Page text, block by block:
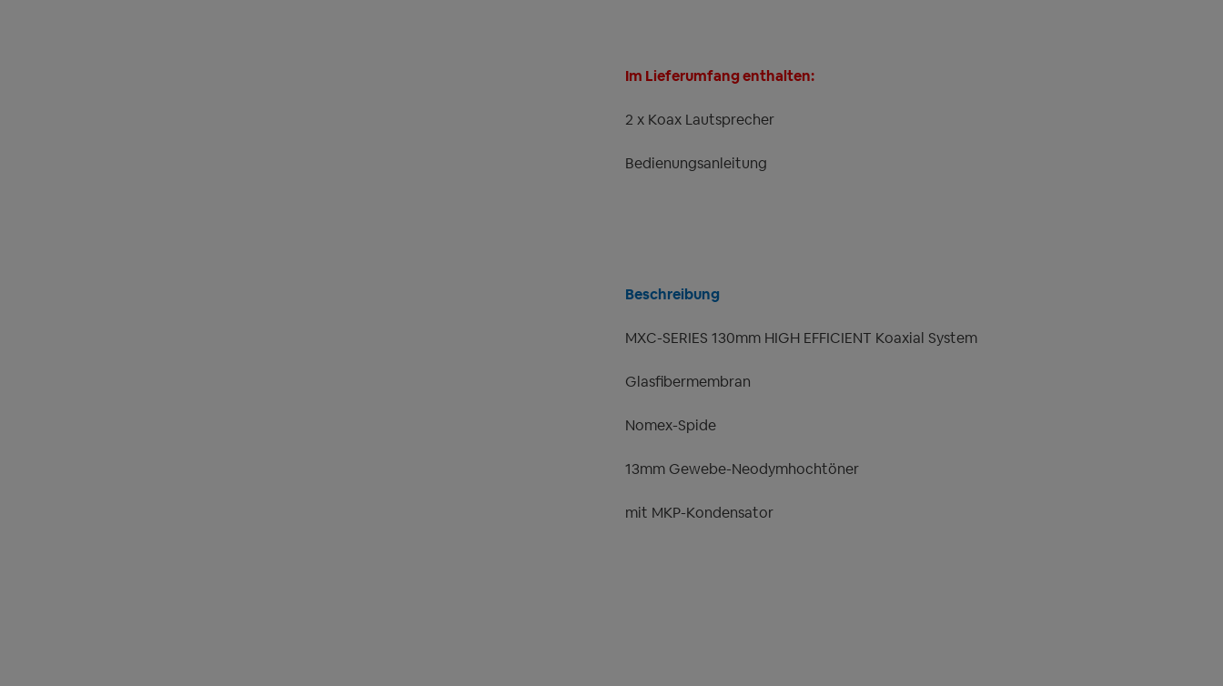
Im Lieferumfang enthalten:
2 x Koax Lautsprecher
Bedienungsanleitung
Beschreibung
MXC-SERIES 130mm HIGH EFFICIENT Koaxial System
Glasfibermembran
Nomex-Spide
13mm Gewebe-Neodymhochtöner
mit MKP-Kondensator